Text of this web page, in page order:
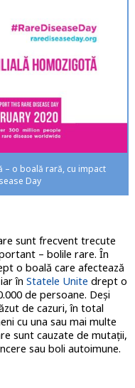
o boală rară, cu impact
Day
sunt frecvent trecute
– bolile rare. În
o boală care afectează
în Statele Unite drept o
de persoane. Deși
de cazuri, în total
cu una sau mai multe
sunt cauzate de mutații,
sau boli autoimune.